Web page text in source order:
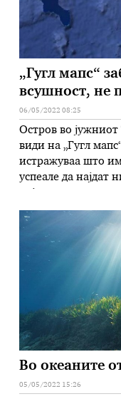
„Гугл мапс“
всушност, не
06/05/2022 08:25
Остров во
види на „Гугл
истражуваа што
успеале да
Island), долго
точка меѓу
Во океаните
05/05/2022 15:26